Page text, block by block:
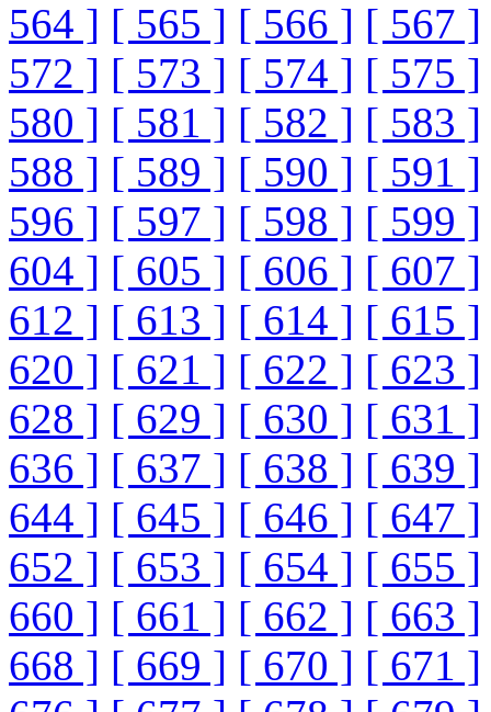
564 ] [ 565 ] [ 566 ] [ 567 ]
572 ] [ 573 ] [ 574 ] [ 575 ]
580 ] [ 581 ] [ 582 ] [ 583 ]
588 ] [ 589 ] [ 590 ] [ 591 ]
596 ] [ 597 ] [ 598 ] [ 599 ]
604 ] [ 605 ] [ 606 ] [ 607 ]
612 ] [ 613 ] [ 614 ] [ 615 ]
620 ] [ 621 ] [ 622 ] [ 623 ]
628 ] [ 629 ] [ 630 ] [ 631 ]
636 ] [ 637 ] [ 638 ] [ 639 ]
644 ] [ 645 ] [ 646 ] [ 647 ]
652 ] [ 653 ] [ 654 ] [ 655 ]
660 ] [ 661 ] [ 662 ] [ 663 ]
668 ] [ 669 ] [ 670 ] [ 671 ]